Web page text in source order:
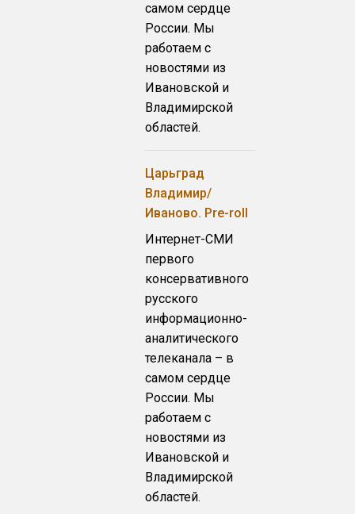
самом сердце
России. Мы
работаем с
новостями из
Ивановской и
Владимирской
областей.
Царьград
Владимир/
Иваново. Pre-roll
Интернет-СМИ
первого
консервативного
русского
информационно-
аналитического
телеканала – в
самом сердце
России. Мы
работаем с
новостями из
Ивановской и
Владимирской
областей.